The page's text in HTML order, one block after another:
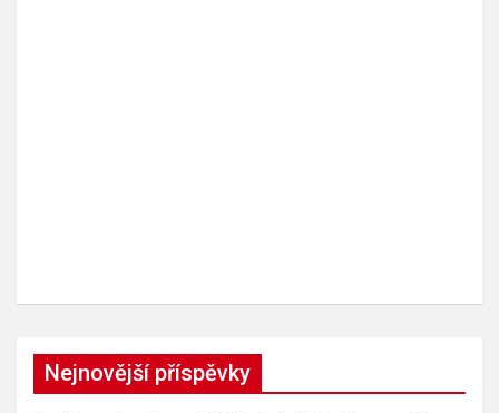
Nejnovější příspěvky